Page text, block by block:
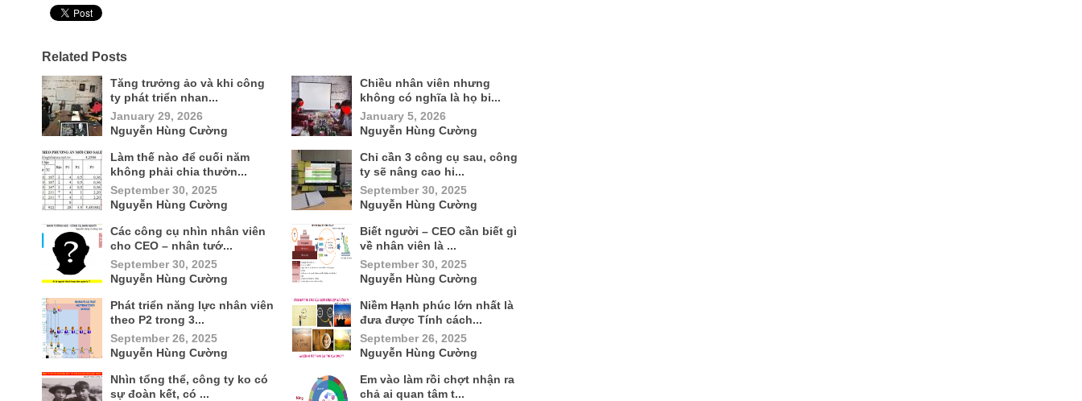
Related Posts
Tăng trưởng ảo và khi công
ty phát triển nhan...
January 29, 2026
Nguyễn Hùng Cường
Chiều nhân viên nhưng
không có nghĩa là họ bi...
January 5, 2026
Nguyễn Hùng Cường
Làm thế nào để cuối năm
không phải chia thưởn...
September 30, 2025
Nguyễn Hùng Cường
Chỉ cần 3 công cụ sau, công
ty sẽ nâng cao hi...
September 30, 2025
Nguyễn Hùng Cường
Các công cụ nhìn nhân viên
cho CEO – nhân tướ...
September 30, 2025
Nguyễn Hùng Cường
Biết người – CEO cần biết gì
về nhân viên là ...
September 30, 2025
Nguyễn Hùng Cường
Phát triển năng lực nhân viên
theo P2 trong 3...
September 26, 2025
Nguyễn Hùng Cường
Niềm Hạnh phúc lớn nhất là
đưa được Tính cách...
September 26, 2025
Nguyễn Hùng Cường
Nhìn tổng thể, công ty ko có
sự đoàn kết, có ...
Em vào làm rồi chợt nhận ra
chả ai quan tâm t...